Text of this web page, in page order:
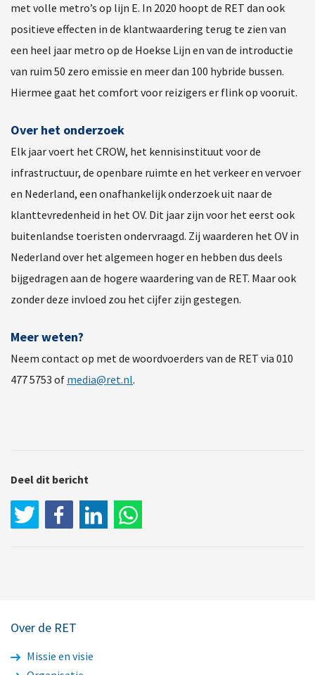
met volle metro’s op lijn E. In 2020 hoopt de RET dan ook
positieve effecten in de klantwaardering terug te zien van
een heel jaar metro op de Hoekse Lijn en van de introductie
van ruim 50 zero emissie en meer dan 100 hybride bussen.
Hiermee gaat het comfort voor reizigers er flink op vooruit.
Over het onderzoek
Elk jaar voert het CROW, het kennisinstituut voor de
infrastructuur, de openbare ruimte en het verkeer en vervoer
en Nederland, een onafhankelijk onderzoek uit naar de
klanttevredenheid in het OV. Dit jaar zijn voor het eerst ook
buitenlandse toeristen ondervraagd. Zij waarderen het OV in
Nederland over het algemeen hoger en hebben dus deels
bijgedragen aan de hogere waardering van de RET. Maar ook
zonder deze invloed zou het cijfer zijn gestegen.
Meer weten?
Neem contact op met de woordvoerders van de RET via 010
477 5753 of media@ret.nl.
Deel dit bericht
LinkedIn
Over de RET
Missie en visie